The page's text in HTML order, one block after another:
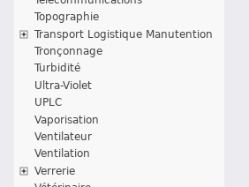
Topographie
Transport Logistique Manutention
Tronçonnage
Turbidité
Ultra-Violet
UPLC
Vaporisation
Ventilateur
Ventilation
Verrerie